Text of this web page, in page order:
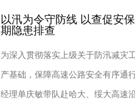
以汛为令守防线 以查促安
期隐患排查
为深入贯彻落实上级关于防汛减灾
产基础，保障高速公路安全有序通
经理单庆敏带队赴哈大、绥大高速